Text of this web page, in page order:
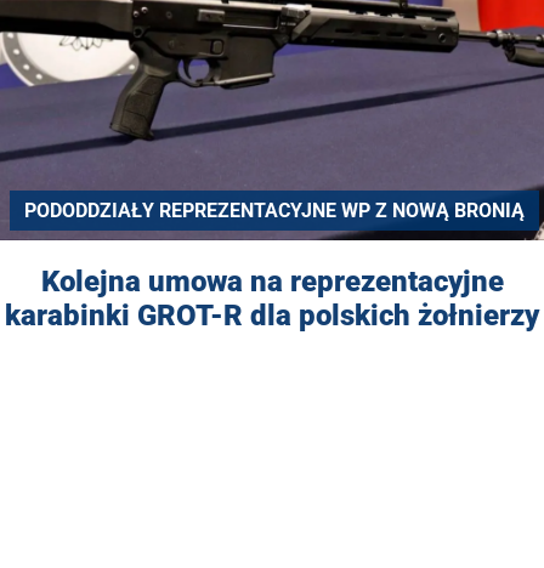
PODODDZIAŁY REPREZENTACYJNE WP Z NOWĄ BRONIĄ
Kolejna umowa na reprezentacyjne
karabinki GROT-R dla polskich żołnierzy